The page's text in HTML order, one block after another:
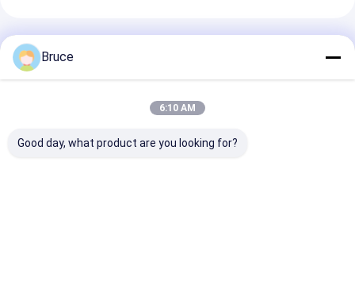
अनुशंसित उत्पाद
Bruce
6:10 AM
Good day, what product are you looking for?